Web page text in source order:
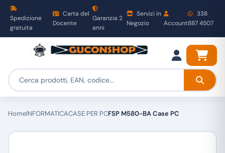
Spedizione
gratuita
Carta del
Docente
Garanzia 2
anni
Servizi in
Negozio
Account
338
887 4507
HomeINFORMATICACASE PER PCFSP M580-BA Case PC